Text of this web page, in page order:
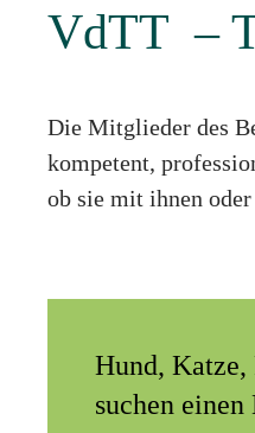
Tiertrainer
MEHR ÜBER DEN
VdTT –
Die Mitglieder des
kompetent,
ob sie mit ihnen
Hund, Katze,
suchen einen